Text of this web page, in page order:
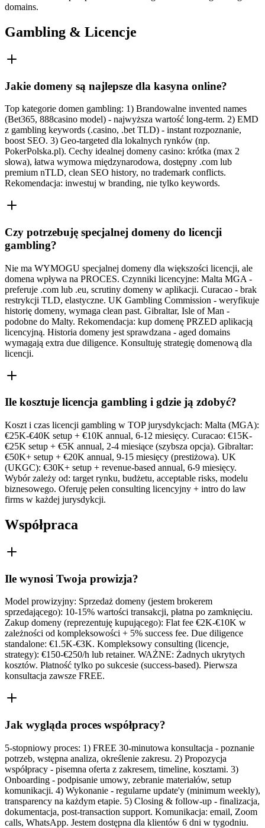
domains.
Gambling & Licencje
Jakie domeny są najlepsze dla kasyna online?
Top kategorie domen gambling: 1) Brandowalne invented names
(Bet365, 888casino model) - najwyższa wartość long-term. 2) EMD
z gambling keywords (.casino, .bet TLD) - instant rozpoznanie,
boost SEO. 3) Geo-targeted dla lokalnych rynków (np.
PokerPolska.pl). Cechy idealnej domeny casino: krótka (max 2
słowa), łatwa wymowa międzynarodowa, dostępny .com lub
premium nTLD, clean SEO history, no trademark conflicts.
Rekomendacja: inwestuj w branding, nie tylko keywords.
Czy potrzebuję specjalnej domeny do licencji
gambling?
Nie ma WYMOGU specjalnej domeny dla większości licencji, ale
domena wpływa na PROCES. Czynniki licencyjne: Malta MGA -
preferuje .com lub .eu, scrutiny domeny w aplikacji. Curacao - brak
restrykcji TLD, elastyczne. UK Gambling Commission - weryfikuje
historię domeny, wymaga clean past. Gibraltar, Isle of Man -
podobne do Malty. Rekomendacja: kup domenę PRZED aplikacją
licencyjną. Historia domeny jest sprawdzana - aged domains
wymagają extra due diligence. Konsultuję strategię domenową dla
licencji.
Ile kosztuje licencja gambling i gdzie ją zdobyć?
Koszt i czas licencji gambling w TOP jurysdykcjach: Malta (MGA):
€25K-€40K setup + €10K annual, 6-12 miesięcy. Curacao: €15K-
€25K setup + €5K annual, 2-4 miesiące (szybsza opcja). Gibraltar:
€50K+ setup + €20K annual, 9-15 miesięcy (prestiżowa). UK
(UKGC): €30K+ setup + revenue-based annual, 6-9 miesięcy.
Wybór zależy od: target rynku, budżetu, acceptable risks, modelu
biznesowego. Oferuję pełen consulting licencyjny + intro do law
firms w każdej jurysdykcji.
Współpraca
Ile wynosi Twoja prowizja?
Model prowizyjny: Sprzedaż domeny (jestem brokerem
sprzedającego): 10-15% wartości transakcji, płatna po zamknięciu.
Zakup domeny (reprezentuję kupującego): Flat fee €2K-€10K w
zależności od kompleksowości + 5% success fee. Due diligence
standalone: €1.5K-€3K. Kompleksowy consulting (licencje,
strategy): €150-€250/h lub retainer. WAŻNE: Żadnych ukrytych
kosztów. Płatność tylko po sukcesie (success-based). Pierwsza
konsultacja zawsze FREE.
Jak wygląda proces współpracy?
5-stopniowy proces: 1) FREE 30-minutowa konsultacja - poznanie
potrzeb, wstępna analiza, określenie zakresu. 2) Propozycja
współpracy - pisemna oferta z zakresem, timeline, kosztami. 3)
Onboarding - podpisanie umowy, zebranie materiałów, setup
komunikacji. 4) Wykonanie - regularne update'y (minimum weekly),
transparency na każdym etapie. 5) Closing & follow-up - finalizacja,
dokumentacja, post-transaction support. Komunikacja: email, Zoom
calls, WhatsApp. Jestem dostępna dla klientów 6 dni w tygodniu.